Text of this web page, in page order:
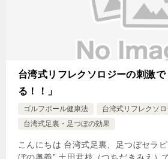
台湾式リフレクソロジーの刺激
る！！」
ゴルフボール健康法
台湾式リフレクソロ
台湾式足裏・足つぼの効果
こんにちは 台湾式足裏、足つぼセラ